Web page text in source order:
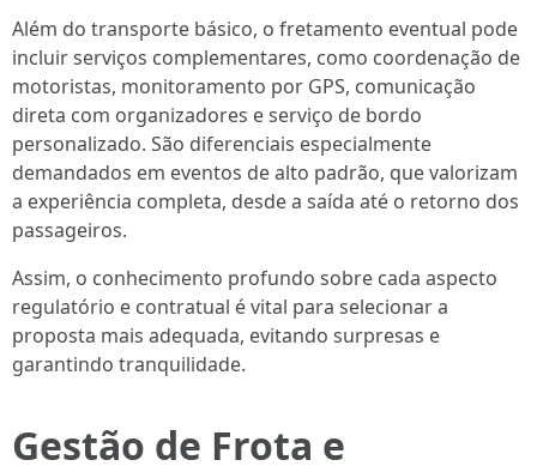
Além do transporte básico, o fretamento eventual pode
incluir serviços complementares, como coordenação de
motoristas, monitoramento por GPS, comunicação
direta com organizadores e serviço de bordo
personalizado. São diferenciais especialmente
demandados em eventos de alto padrão, que valorizam
a experiência completa, desde a saída até o retorno dos
passageiros.
Assim, o conhecimento profundo sobre cada aspecto
regulatório e contratual é vital para selecionar a
proposta mais adequada, evitando surpresas e
garantindo tranquilidade.
Gestão de Frota e